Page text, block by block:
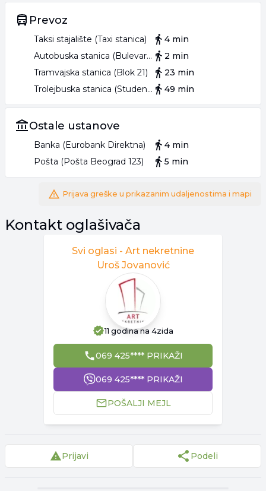
Prevoz
Taksi stajalište (Taxi stanica)
4 min
Autobuska stanica (Bulevar Zorana Đinđića)
2 min
Tramvajska stanica (Blok 21)
23 min
Trolejbuska stanica (Studentski trg)
49 min
Ostale ustanove
Banka (Eurobank Direktna)
4 min
Pošta (Pošta Beograd 123)
5 min
Prijava greške u prikazanim udaljenostima i mapi
Kontakt oglašivača
Svi oglasi - Art nekretnine
Uroš Jovanović
11 godinana 4zida
069 425**** PRIKAŽI
069 425**** PRIKAŽI
POŠALJI MEJL
Prijavi Podeli